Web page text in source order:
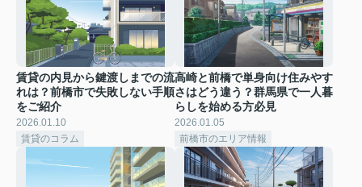
賃貸の内見から鍵渡しまでの流
れは？前橋市で失敗しない手順
をご紹介
2026.01.10
賃貸のコラム
高崎と前橋で単身向け住みやす
さはどう違う？群馬県で一人暮
らしを始める方必見
2026.01.05
前橋市のエリア情報